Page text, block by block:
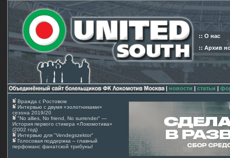
:: О нас
:: Архив
| новости | статьи |
Вражда с Ростовом
Интервью с двумя «золотниками»
сезона 2019/20
"No allies, No friend, No surrender" —
История первого стикера «Локомотива»
(2002 год)
Интервью для "Vendegszektor"
Голосовая поддержка – главный
перфоманс фанатской трибуны!